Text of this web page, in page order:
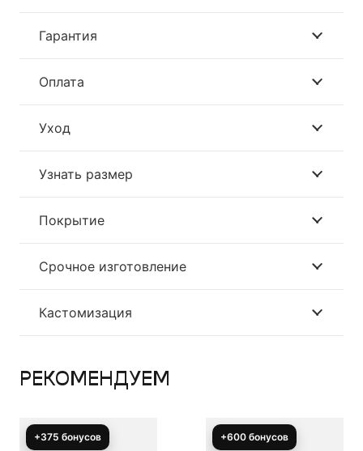
Гарантия
Оплата
Уход
Узнать размер
Покрытие
Срочное изготовление
Кастомизация
РЕКОМЕНДУЕМ
+600 бонусов +800 бонусов